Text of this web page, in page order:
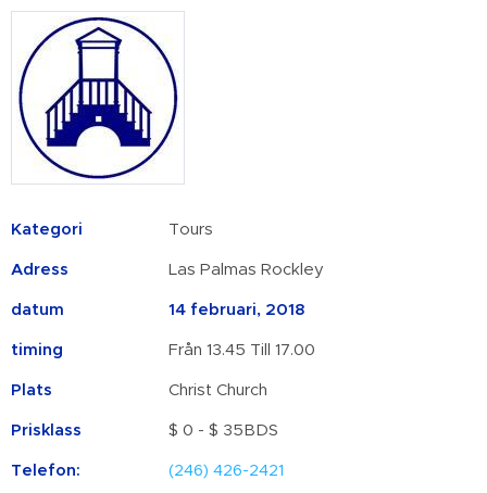
Kategori Tours
Adress Las Palmas Rockley
datum 14 februari, 2018
timing Från 13.45 Till 17.00
Plats Christ Church
Prisklass $ 0 - $ 35BDS
Telefon: (246) 426-2421